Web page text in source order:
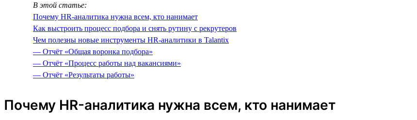
В этой статье:
Почему HR-аналитика нужна всем, кто нанимает
Как выстроить процесс подбора и снять рутину с рекрутеров
Чем полезны новые инструменты HR-аналитики в Talantix
— Отчёт «Общая воронка подбора»
— Отчёт «Процесс работы над вакансиями»
— Отчёт «Результаты работы»
Почему HR-аналитика нужна всем, кто нанимает